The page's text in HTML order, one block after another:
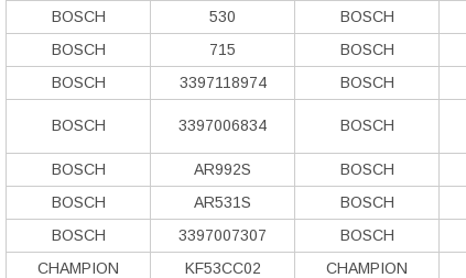
BOSCH
530 BOSCH
BOSCH
715 BOSCH
BOSCH
3397118974 BOSCH
BOSCH 3397006834 BOSCH
BOSCH
AR992S BOSCH
BOSCH
AR531S BOSCH
BOSCH
3397007307 BOSCH
CHAMPION
KF53CC02 CHAMPION